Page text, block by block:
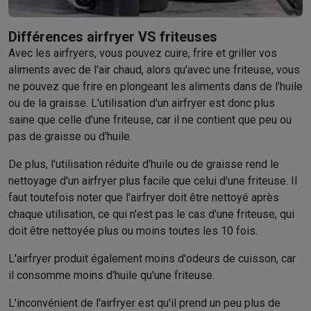
Téléphonie & montres connectées
GSMSmartphonesApple iPhoneSmartphones Samsung
ReconditionnéSmartphones reconditionnésRachat
Protection GSMCoques iPhoneCoques SamsungToutes les
Montres connectéesMontres connectéesTrackers d’activité
Chargeurs GSMChargeurs et câblesChargeurs sans filCâbles
Accessoires GSMAirTags & traceurs GPSÉcouteurs sans fil
Téléphones fixesTéléphones fixes
Ordinateurs PC portables PC portables gamerApple MacBook
Périphériques IT SourisClaviers Webcams Enceintes PC
Tablettes & liseuses
Tablettes Apple iPad Samsung Galaxy Tab
Imprimer Imprimantes Cartouches d'encre & papier Cricut
Mémoire & stockageDisques durs externes SSDClés USB
LogicielsWindows & Microsoft OfficeAnti-Virus
Chargeurs & câbles
Différences airfryer VS friteuses
Avec les airfryers, vous pouvez cuire, frire et griller vos
aliments avec de l'air chaud, alors qu'avec une friteuse, vous
ne pouvez que frire en plongeant les aliments dans de l'huile
ou de la graisse. L'utilisation d'un airfryer est donc plus
saine que celle d'une friteuse, car il ne contient que peu ou
pas de graisse ou d'huile.
De plus, l'utilisation réduite d'huile ou de graisse rend le
nettoyage d'un airfryer plus facile que celui d'une friteuse. Il
faut toutefois noter que l'airfryer doit être nettoyé après
chaque utilisation, ce qui n'est pas le cas d'une friteuse, qui
doit être nettoyée plus ou moins toutes les 10 fois.
L'airfryer produit également moins d'odeurs de cuisson, car
il consomme moins d'huile qu'une friteuse.
L'inconvénient de l'airfryer est qu'il prend un peu plus de